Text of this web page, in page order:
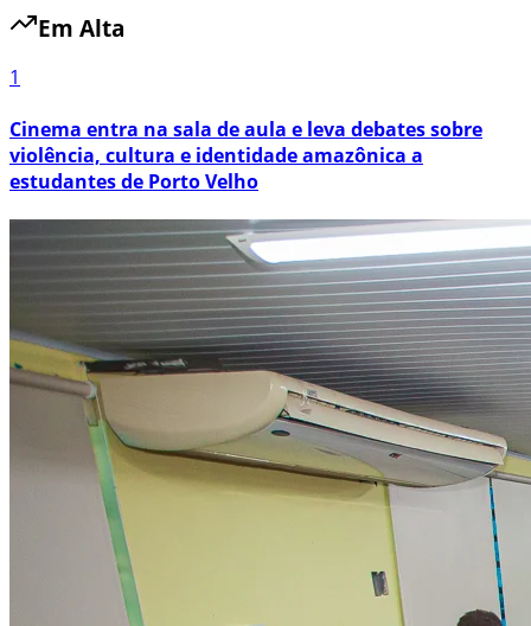
Em Alta
1
Cinema entra na sala de aula e leva debates sobre
violência, cultura e identidade amazônica a
estudantes de Porto Velho